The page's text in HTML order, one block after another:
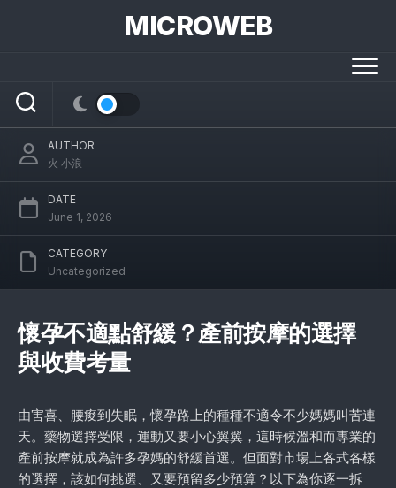
MICROWEB
懷孕不適點舒緩？產前按摩的選擇與收費考量
AUTHOR
火 小浪
DATE
June 1, 2026
CATEGORY
Uncategorized
懷孕不適點舒緩？產前按摩的選擇
與收費考量
由害喜、腰痠到失眠，懷孕路上的種種不適令不少媽媽叫苦連
天。藥物選擇受限，運動又要小心翼翼，這時候溫和而專業的
產前按摩就成為許多孕媽的舒緩首選。但面對市場上各式各樣
的選擇，該如何挑選、又要預留多少預算？以下為你逐一拆